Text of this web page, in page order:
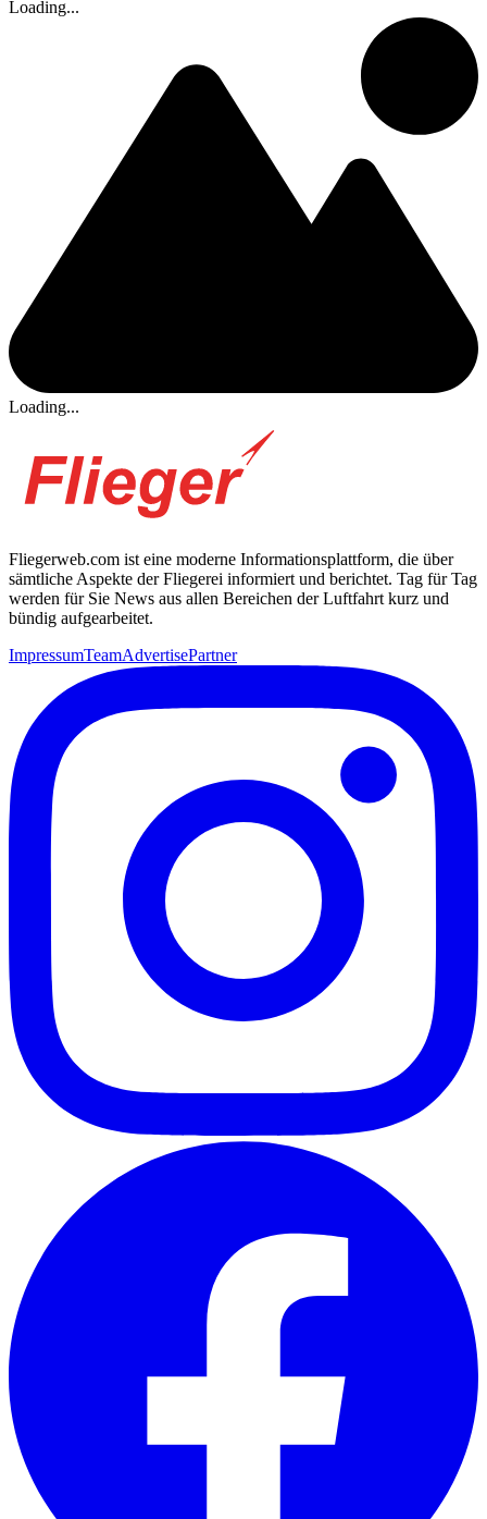
Loading...
Loading...
Fliegerweb.com ist eine moderne Informationsplattform, die über
sämtliche Aspekte der Fliegerei informiert und berichtet. Tag für Tag
werden für Sie News aus allen Bereichen der Luftfahrt kurz und
bündig aufgearbeitet.
ImpressumTeamAdvertisePartner